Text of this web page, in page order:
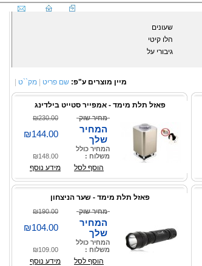
שעונים
הלו קיטי
גיבורי על
מיין מוצרים ע"פ: שם פריט מק``ט
פאזל תלת מימד - אמפייר סטייט בילדינג
₪230.00 מחיר שוק
₪144.00
המחיר
שלך
₪148.00
המחיר כולל
משלוח :
מידע נוסף הוסף לסל
פאזל תלת מימד - שער הניצחון
₪190.00 מחיר שוק
₪104.00
המחיר
שלך
₪109.00
המחיר כולל
משלוח :
מידע נוסף הוסף לסל